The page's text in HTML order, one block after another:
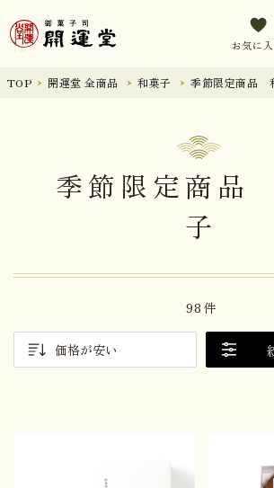
お気に入
TOP 開運堂 全商品 和菓子 季節限定商品
季節限定商品
子
98件
価格が安い